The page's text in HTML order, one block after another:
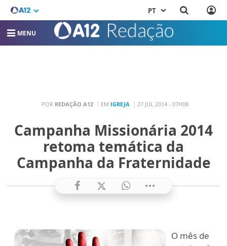
PT
MENU
POR REDAÇÃO A12 EM IGREJA 27 JUL 2014 - 07H08
Campanha Missionária 2014
retoma temática da
Campanha da Fraternidade
O mês de